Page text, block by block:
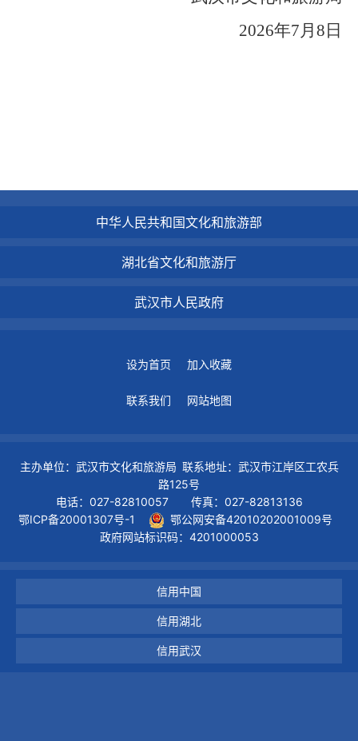
2026年7月 8 日
中华人民共和国文化和旅游部
湖北省文化和旅游厅
武汉市人民政府
设为首页 加入收藏
联系我们 网站地图
主办单位：武汉市文化和旅游局 联系地址：武汉市江岸区工农兵
路125号
电话：027-82810057 传真：027-82813136
鄂ICP备20001307号-1
鄂公网安备42010202001009号
政府网站标识码：4201000053
信用中国
信用湖北
信用武汉